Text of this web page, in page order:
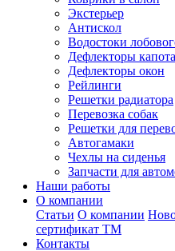
Экстерьер
Антискол
Водостоки
Дефлекторы капота
Дефлекторы окон
Рейлинги
Решетки радиатора
Перевозка собак
Решетки для
Автогамаки
Чехлы на сиденья
Запчасти для
Наши работы
О компании
Статьи О компании
сертификат ТМ
Контакты